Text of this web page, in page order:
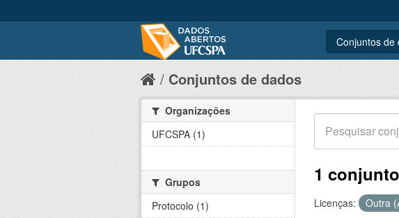
Conjuntos de
Conjuntos de dados
1
Licenças: Outra
Organizações
UFCSPA (1)
Grupos
Protocolo (1)